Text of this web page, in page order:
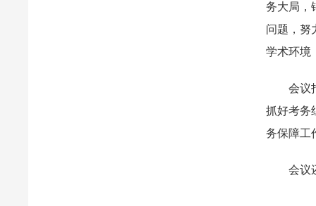
务大局，
问题，努
学术环境
会议指
抓好考务
务保障工
会议还